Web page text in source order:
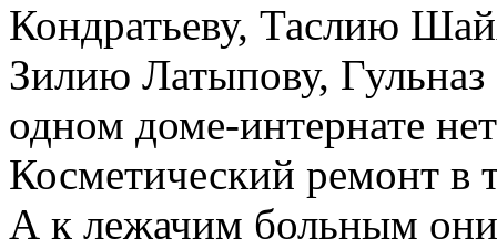
Кондратьеву, Таслию
Зилию Латыпову,
одном доме-интернате
Косметический ремонт в
А к лежачим больным они